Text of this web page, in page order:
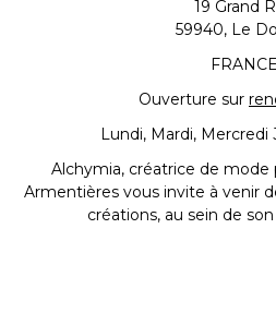
19 Grand
59940, Le
FRANCE
Ouverture sur
Lundi, Mardi, Mercredi
Alchymia, créatrice de
Armentières vous invite à venir
créations, au sein de